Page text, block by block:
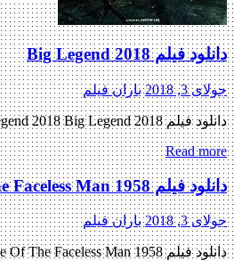
دانلود فیلم Big Legend 2018
جولای 3, 2018 باران فیلم
دانلود فیلم Big Legend 2018 Big Legend 2018 با کیفیت ۷۲۰p Web-dl پیش نمایش فیلم اضافه شد کیفیت ۱۰۸۰p اضافه شد منتشر کننده فایل: ژانر : اکشن , ماجرایی , مهیج ۴٫۹/۱۰ از ۸ رای […]
Read more
دانلود فیلم Curse Of The Faceless Man 1958
جولای 3, 2018 باران فیلم
دانلود فیلم Curse Of The Faceless Man 1958 دانلود فیلم Curse Of The Faceless Man 1958 لینک مستقیم دانلود فیلم Curse Of The Faceless Man 1958 با کیفیت عالی (BluRay 720p) « دانلود رایگان با […]